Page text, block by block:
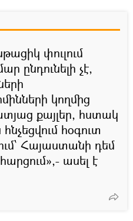
փուլում
ընդունելի չէ,
կողմից
քայլեր, հստակ
հօգուտ
Հայաստանի դեմ
ասել է